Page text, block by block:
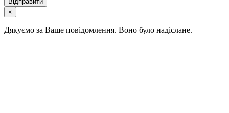
×
Дякуємо за Ваше повідомлення. Воно було надіслане.